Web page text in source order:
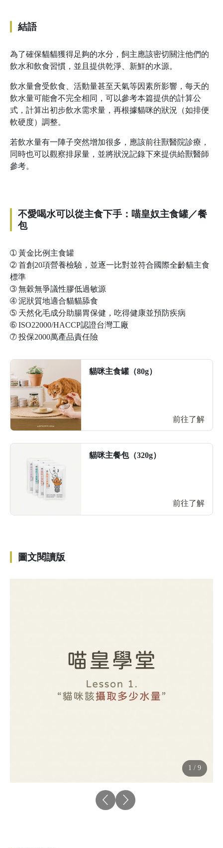
結語
為了確保貓貓獲得足夠的水分，飼主應該密切關注他們的
飲水和飲食習慣，並且提供乾淨、新鮮的水源。
飲水量會受飲食、活動量甚至天氣等因素所影響，每天的
飲水量可能會不完全相同，可以參考本篇提供的計算公
式，計算出初步飲水需求量，再根據貓咪的狀況（如排便
軟硬度）調整。
若飲水量有一陣子突然增加很多，應該前往獸醫院診療，
同時也可以觀察排尿量，並將狀況記錄下來提供給獸醫師
參考。
不愛喝水可以從主食下手：喵皇奴主食罐／餐
包
➀黃金比例主食罐
➁首創20項營養檢驗，並逐一比對並符合國際全齡貓主食
標準
➂無穀無爭議性膠低過敏源
➃泥狀質地適合貓貓舔食
➄ 天然化毛成分助腸胃保健，吃得健康並預防疾病
➅ISO22000/HACCP認證台灣工廠
➆投保2000萬產品責任險
前往了解
貓咪主食罐（80g）
前往了解
貓咪主餐包（320g）
圖文閱讀版
1 / 9